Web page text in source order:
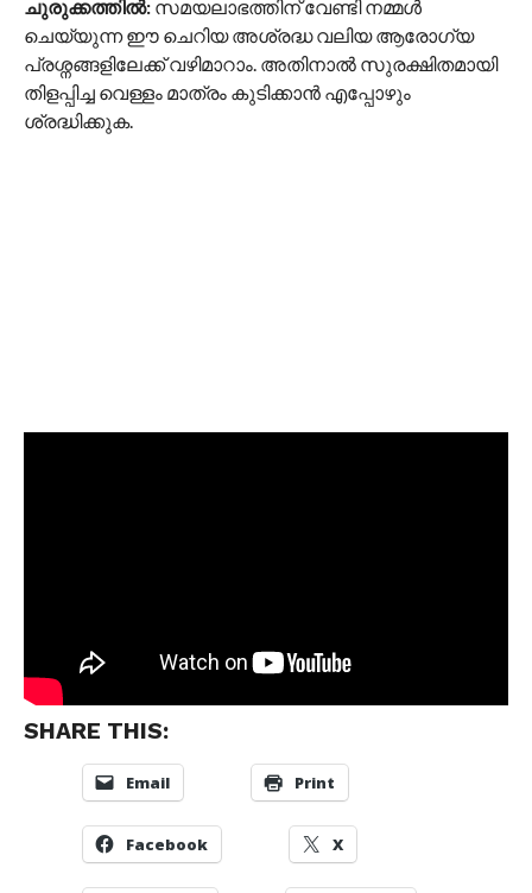
ചുരുക്കത്തിൽ:സമയലാഭത്തിന് വേണ്ടി നമ്മൾ
ചെയ്യുന്ന ഈ ചെറിയ അശ്രദ്ധ വലിയ ആരോഗ്യ
പ്രശ്നങ്ങളിലേക്ക് വഴിമാറാം. അതിനാൽ സുരക്ഷിതമായി
തിളപ്പിച്ച വെള്ളം മാത്രം കുടിക്കാൻ എപ്പോഴും
ശ്രദ്ധിക്കുക.
SHARE THIS:
Email Print
Facebook X